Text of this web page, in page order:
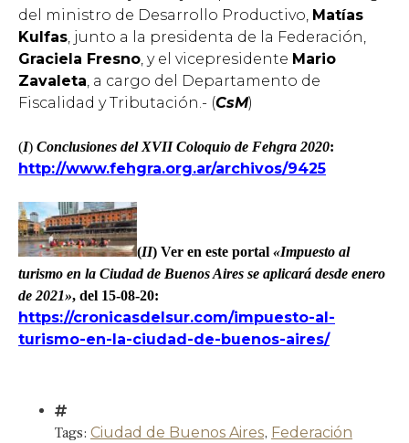
del ministro de Desarrollo Productivo, Matías
Kulfas, junto a la presidenta de la Federación,
Graciela Fresno, y el vicepresidente Mario
Zavaleta, a cargo del Departamento de
Fiscalidad y Tributación.- (CsM)
(I) Conclusiones del XVII Coloquio de Fehgra 2020:
http://www.fehgra.org.ar/archivos/9425
(II) Ver en este portal «Impuesto al
turismo en la Ciudad de Buenos Aires se aplicará desde enero
de 2021», del 15-08-20:
https://cronicasdelsur.com/impuesto-al-
turismo-en-la-ciudad-de-buenos-aires/
Tags: Ciudad de Buenos Aires, Federación